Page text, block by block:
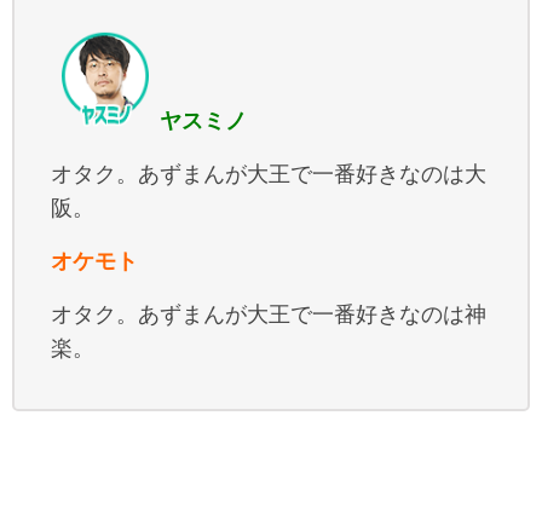
ヤスミノ
オタク。あずまんが大王で一番好きなのは大
阪。
オケモト
オタク。あずまんが大王で一番好きなのは神
楽。